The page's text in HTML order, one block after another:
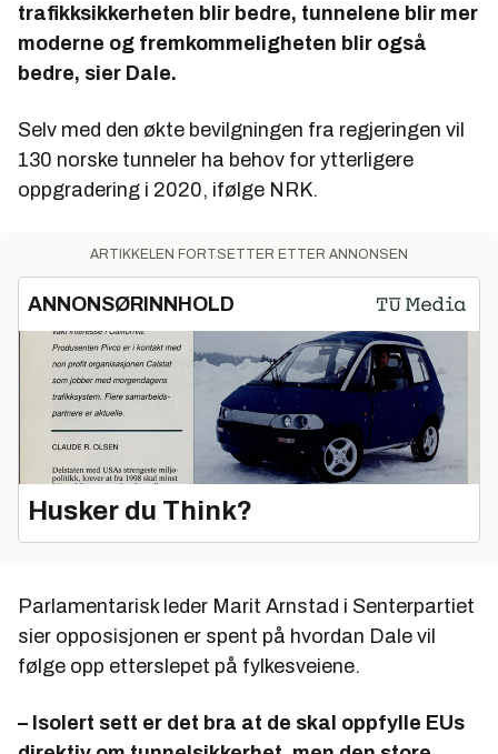
trafikksikkerheten blir bedre, tunnelene blir mer
moderne og fremkommeligheten blir også
bedre, sier Dale.
Selv med den økte bevilgningen fra regjeringen vil
130 norske tunneler ha behov for ytterligere
oppgradering i 2020, ifølge NRK.
ARTIKKELEN FORTSETTER ETTER ANNONSEN
ANNONSØRINNHOLD
Husker du Think?
Parlamentarisk leder Marit Arnstad i Senterpartiet
sier opposisjonen er spent på hvordan Dale vil
følge opp etterslepet på fylkesveiene.
– Isolert sett er det bra at de skal oppfylle EUs